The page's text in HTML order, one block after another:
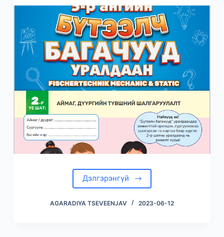
n
Дэлгэрэнгүй
AGARADIYA TSEVEENJAV 2023-06-12